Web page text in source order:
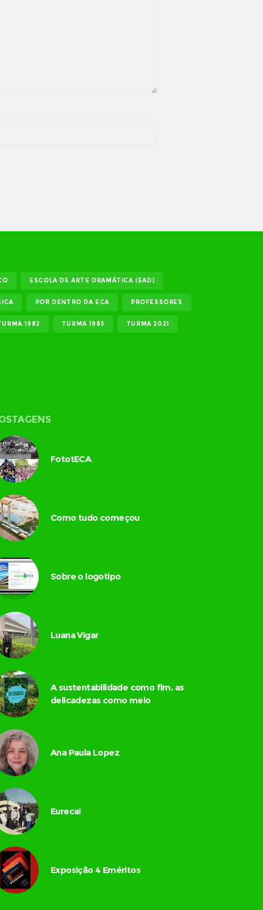
ESCOLA DE ARTE DRAMÁTICA (EAD)
POR DENTRO DA ECA PROFESSORES
1982 TURMA 1983 TURMA 2021
FototECA
Como tudo começou
Sobre o logotipo
Luana Vigar
A sustentabilidade como fim, as
delicadezas como meio
Ana Paula Lopez
Eureca!
Exposição 4 Eméritos